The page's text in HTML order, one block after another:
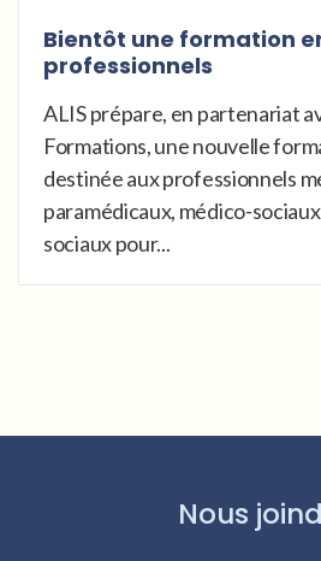
Bientôt une formation
professionnels
ALIS prépare, en partenariat
Formations, une nouvelle
destinée aux professionnels
paramédicaux, médico-
sociaux pour...
Nous